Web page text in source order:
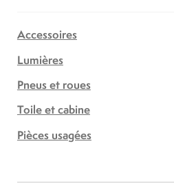
Accessoires
Lumières
Pneus et roues
Toile et cabine
Pièces usagées